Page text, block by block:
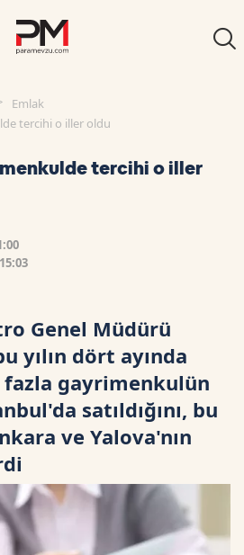
Emlak
tercihi o iller oldu
tercihi o iller
Genel Müdürü
yılın dört ayında
fazla gayrimenkulün
satıldığını, bu
ve Yalova'nın